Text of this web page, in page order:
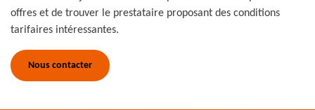
offres et de trouver le prestataire proposant des conditions
tarifaires intéressantes.
Nous contacter